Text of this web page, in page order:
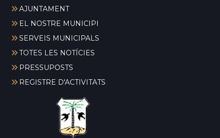
AJUNTAMENT
EL NOSTRE MUNICIPI
SERVEIS MUNICIPALS
TOTES LES NOTÍCIES
PRESSUPOSTS
REGISTRE D'ACTIVITATS